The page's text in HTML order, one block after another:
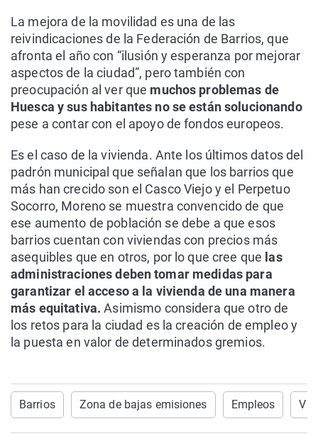
La mejora de la movilidad es una de las
reivindicaciones de la Federación de Barrios, que
afronta el año con “ilusión y esperanza por mejorar
aspectos de la ciudad”, pero también con
preocupación al ver que muchos problemas de
Huesca y sus habitantes no se están solucionando
pese a contar con el apoyo de fondos europeos.
Es el caso de la vivienda. Ante los últimos datos del
padrón municipal que señalan que los barrios que
más han crecido son el Casco Viejo y el Perpetuo
Socorro, Moreno se muestra convencido de que
ese aumento de población se debe a que esos
barrios cuentan con viviendas con precios más
asequibles que en otros, por lo que cree que las
administraciones deben tomar medidas para
garantizar el acceso a la vivienda de una manera
más equitativa.Asimismo considera que otro de
los retos para la ciudad es la creación de empleo y
la puesta en valor de determinados gremios.
Barrios Zona de bajas emisiones Empleos